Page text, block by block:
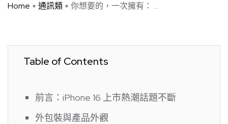
Home 通訊類 你想要的，一次擁有： ...
Table of Contents
前言：iPhone 16 上市熱潮話題不斷
外包裝與產品外觀